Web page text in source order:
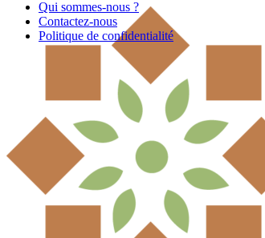
Qui sommes-nous ?
Contactez-nous
Politique de confidentialité